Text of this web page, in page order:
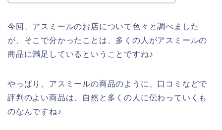
今回、アスミールのお店について色々と調べました
が、そこで分かったことは、多くの人がアスミールの
商品に満足しているということですね♪
やっぱり、アスミールの商品のように、口コミなどで
評判のよい商品は、自然と多くの人に伝わっていくも
のなんですね♪